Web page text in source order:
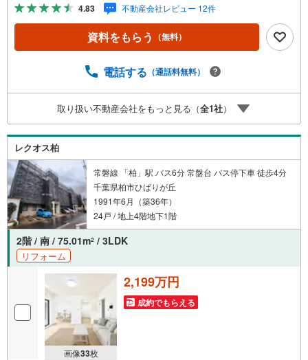
同時開催中無理のない住宅ローンの試算やご購入の際にか
かる諸費用の概算も行っております。しっかりとした資金
計画のアドバイスをさせて頂きますので、お気軽にご相談
4.83 不動産会社レビュー 12件
資料をもらう （無料）
電話する （通話料無料）
取り扱い不動産会社をもっと見る（全1社）
レクオス柏
常磐線 「柏」駅 バス6分 常盤台 バス停下車 徒歩4分
千葉県柏市ひばりが丘
1991年6月（築36年）
24戸 / 地上4階地下1階
2階 / 南 / 75.01m2 / 3LDK
リフォーム
画像33枚
2,199万円
成約でもらえる